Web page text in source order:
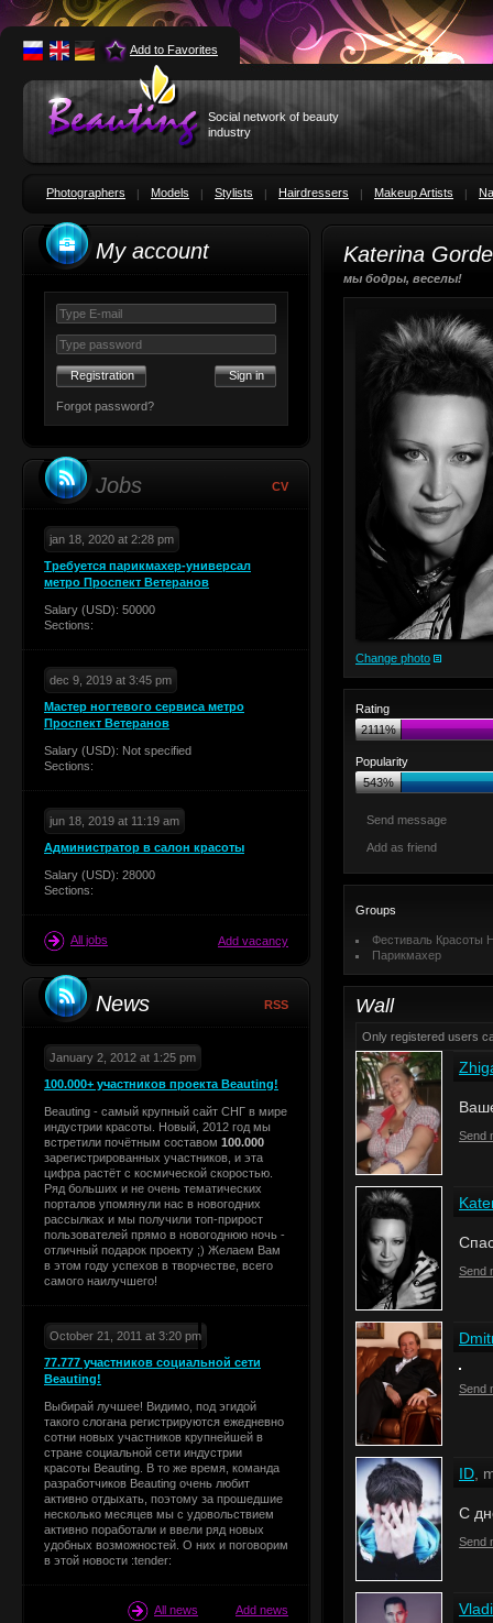
Add to Favorites
Social network of beauty
industry
Photographers Models Stylists Hairdressers Makeup Artists
My account
Registration
Forgot password?
Jobs CV
jan 18, 2020 at 2:28 pm
Требуется парикмахер-универсал
метро Проспект Ветеранов
Salary (USD): 50000
Sections:
dec 9, 2019 at 3:45 pm
Мастер ногтевого сервиса метро
Проспект Ветеранов
Salary (USD): Not specified
Sections:
jun 18, 2019 at 11:19 am
Администратор в салон красоты
Salary (USD): 28000
Sections:
All jobs Add vacancy
RSS
News
January 2, 2012 at 1:25 pm
100.000+ участников проекта Beauting!
Beauting - самый крупный сайт СНГ в мире
индустрии красоты. Новый, 2012 год мы
встретили почётным составом 100.000
зарегистрированных участников, и эта
цифра растёт с космической скоростью.
Ряд больших и не очень тематических
порталов упомянули нас в новогодних
рассылках и мы получили топ-прирост
пользователей прямо в новогоднюю ночь -
отличный подарок проекту ;) Желаем Вам
в этом году успехов в творчестве, всего
самого наилучшего!
October 21, 2011 at 3:20 pm
77.777 участников социальной сети
Beauting!
Выбирай лучшее! Видимо, под эгидой
такого слогана регистрируются ежедневно
сотни новых участников крупнейшей в
стране социальной сети индустрии
красоты Beauting. В то же время, команда
разработчиков Beauting очень любит
активно отдыхать, поэтому за прошедшие
несколько месяцев мы с удовольствием
активно поработали и ввели ряд новых
удобных возможностей. О них и поговорим
в этой новости :tender:
Add news
All news
Katerina
мы бодры, веселы!
Change photo
Rating
2111%
Popularity
543%
Send message
Add as friend
Groups
Фестиваль Красоты
Парикмахер
Wall
Only registered users
Send
Send
Send
ID ,
С
Send